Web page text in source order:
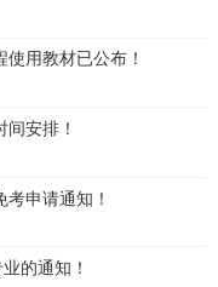
用教材已公布！
安排！
申请通知！
的通知！